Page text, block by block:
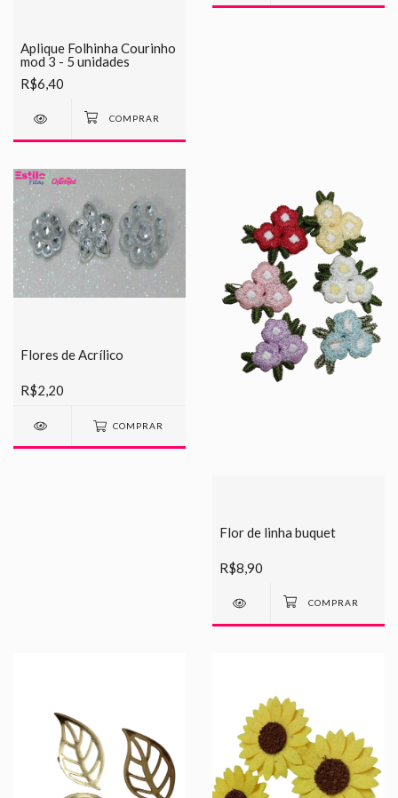
Aplique Folhinha Courinho
mod 3 - 5 unidades
R$6,40
Flores de Acrílico
R$2,20
COMPRAR
Flor de linha buquet
R$8,90